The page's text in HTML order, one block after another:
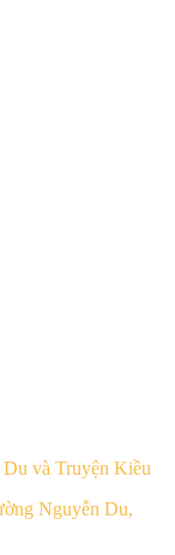
và Truyện Kiều
Nguyễn Du,